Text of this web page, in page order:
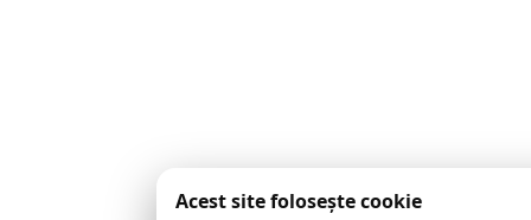
Acest site folosește cookie